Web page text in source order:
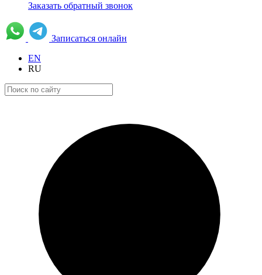
Заказать обратный звонок
Записаться онлайн
EN
RU